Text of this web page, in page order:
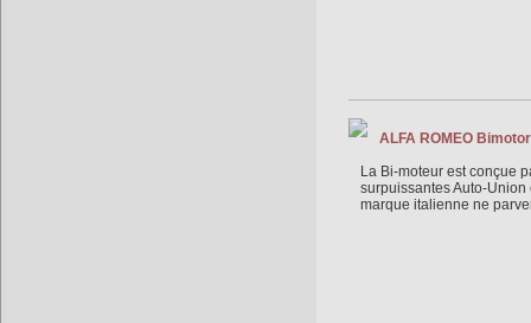
ALFA ROMEO
La Bi-moteur est conçue
surpuissantes Auto-
marque italienne ne